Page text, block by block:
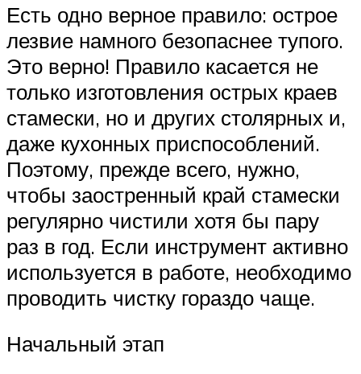
Есть одно верное правило: острое
лезвие намного безопаснее тупого.
Это верно! Правило касается не
только изготовления острых краев
стамески, но и других столярных и,
даже кухонных приспособлений.
Поэтому, прежде всего, нужно,
чтобы заостренный край стамески
регулярно чистили хотя бы пару
раз в год. Если инструмент активно
используется в работе, необходимо
проводить чистку гораздо чаще.
Начальный этап